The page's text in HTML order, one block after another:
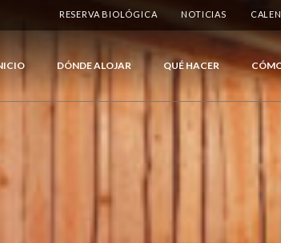
RESERVA BIOLÓGICA NOTICIAS
DÓNDE ALOJAR QUÉ HACER